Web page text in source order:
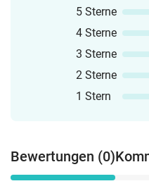
5 Sterne
4 Sterne
3 Sterne
2 Sterne
1 Stern
Bewertungen (0)